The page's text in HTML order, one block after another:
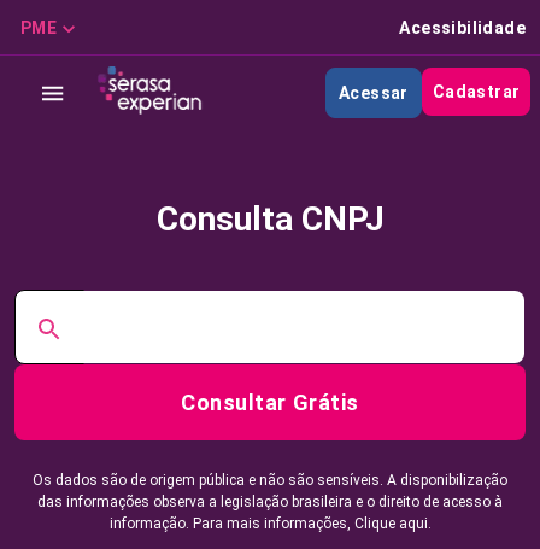
PME Acessibilidade
Acessar Cadastrar
Consulta CNPJ
Consultar Grátis
Os dados são de origem pública e não são sensíveis. A disponibilização
das informações observa a legislação brasileira e o direito de acesso à
informação. Para mais informações, Clique aqui.